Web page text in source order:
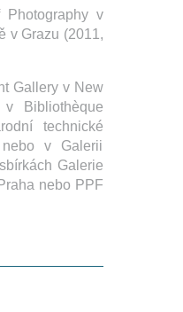
Photography v
v Grazu (2011,
Gallery v New
Bibliothèque
technické
v Galerii
Galerie
nebo PPF